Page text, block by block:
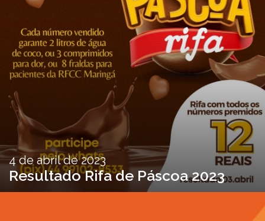
4 de abril de 2023
Resultado Rifa de Páscoa 2023